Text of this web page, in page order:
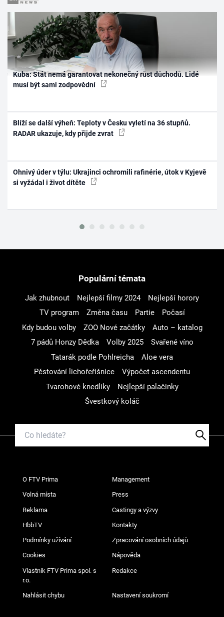
Kuba: Stát nemá garantovat nekonečný růst důchodů. Lidé
musí být sami zodpovědní
Blíží se další výheň: Teploty v Česku vyletí na 36 stupňů.
RADAR ukazuje, kdy přijde zvrat
Ohnivý úder v týlu: Ukrajinci ochromili rafinérie, útok v Kyjevě
si vyžádal i život dítěte
Populární témata
Jak zhubnout Nejlepší filmy 2024
Nejlepší horory
TV program
Změna času Partie
Počasí
Kdy budou volby
ZOO Nové začátky
Auto – katalog
7 pádů Honzy Dědka
Volby 2025
Svařené víno
Tatarák podle Pohlreicha
Aloe vera
Pěstování lichořeřišnice
Výpočet ascendentu
Tvarohové knedlíky
Nejlepší palačinky
Švestkový koláč
O FTV Prima Management
Volná místa Press
Reklama Castingy a výzvy
HbbTV Kontakty
Podmínky užívání Zpracování osobních údajů
Cookies Nápověda
Vlastník FTV Prima spol. s
r.o.
Redakce
Nahlásit chybu Nastavení soukromí